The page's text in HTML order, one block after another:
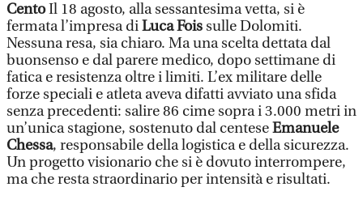
CentoIl 18 agosto, alla sessantesima vetta, si è
fermata l’impresa diLuca Foissulle Dolomiti.
Nessuna resa, sia chiaro. Ma una scelta dettata dal
buonsenso e dal parere medico, dopo settimane di
fatica e resistenza oltre i limiti. L’ex militare delle
forze speciali e atleta aveva difatti avviato una sfida
senza precedenti: salire 86 cime sopra i 3.000 metri in
un’unica stagione, sostenuto dal centeseEmanuele
Chessa, responsabile della logistica e della sicurezza.
Un progetto visionario che si è dovuto interrompere,
ma che resta straordinario per intensità e risultati.